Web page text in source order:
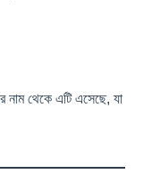
নাম থেকে এটি এসেছে, যা